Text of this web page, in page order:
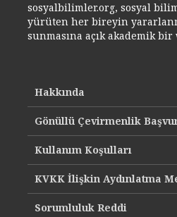
sosyalbilimler.org, sosyal
yürüten her bireyin
sunmasına açık akademik
Hakkında
Gönüllü Çevirmenlik
Kullanım Koşulları
KVKK İlişkin Aydınlatma
Sorumluluk Reddi